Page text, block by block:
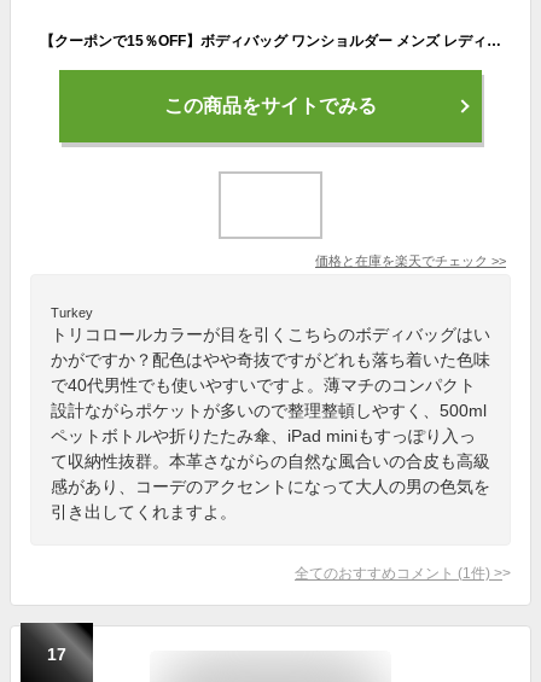
【クーポンで15％OFF】ボディバッグ ワンショルダー メンズ レディース ミニボディバッグ サブバッグ バッグ ペットボトル タテ型 斜め掛け シンプル ポケット 軽量 アウトドア カジュアル 合皮 おしゃれ かっこいい 斜めがけバッグ クリスマスプレゼント
この商品をサイトでみる
価格と在庫を楽天でチェック >>
Turkey
トリコロールカラーが目を引くこちらのボディバッグはい
かがですか？配色はやや奇抜ですがどれも落ち着いた色味
で40代男性でも使いやすいですよ。薄マチのコンパクト
設計ながらポケットが多いので整理整頓しやすく、500ml
ペットボトルや折りたたみ傘、iPad miniもすっぽり入っ
て収納性抜群。本革さながらの自然な風合いの合皮も高級
感があり、コーデのアクセントになって大人の男の色気を
引き出してくれますよ。
全てのおすすめコメント (1 件) >
17